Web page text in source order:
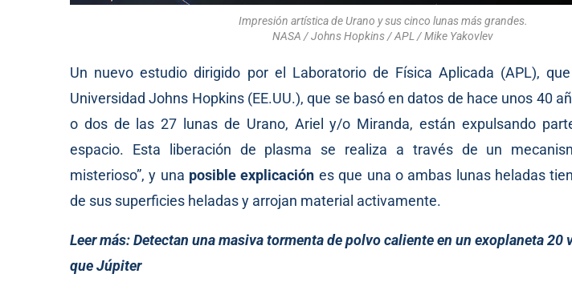
Impresión artística de Urano y sus cinco lunas más grandes.
NASA / Johns Hopkins / APL / Mike Yakovlev
Un nuevo estudio dirigido por el Laboratorio de Física Aplicada (APL),
Universidad Johns Hopkins (EE.UU.), que se basó en datos de hace unos 40
o dos de las 27 lunas de Urano, Ariel y/o Miranda, están expulsando
espacio. Esta liberación de plasma se realiza a través de un
misterioso”, y una posible explicación es que una o ambas lunas heladas
de sus superficies heladas y arrojan material activamente.
Leer más:Detectan una masiva tormenta de polvo caliente en un exoplaneta 20
que Júpiter